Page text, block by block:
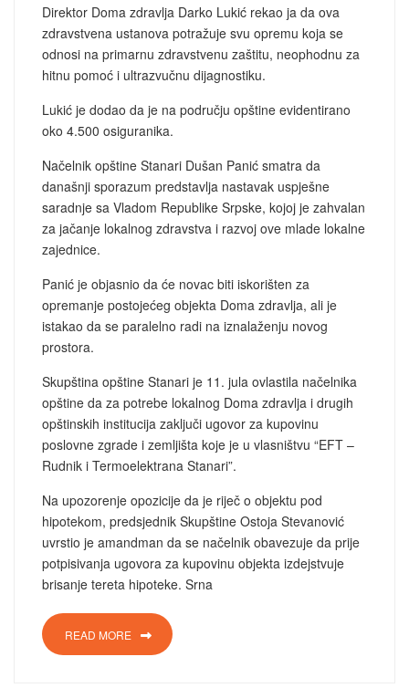
Direktor Doma zdravlja Darko Lukić rekao ja da ova
zdravstvena ustanova potražuje svu opremu koja se
odnosi na primarnu zdravstvenu zaštitu, neophodnu za
hitnu pomoć i ultrazvučnu dijagnostiku.
Lukić je dodao da je na području opštine evidentirano
oko 4.500 osiguranika.
Načelnik opštine Stanari Dušan Panić smatra da
današnji sporazum predstavlja nastavak uspješne
saradnje sa Vladom Republike Srpske, kojoj je zahvalan
za jačanje lokalnog zdravstva i razvoj ove mlade lokalne
zajednice.
Panić je objasnio da će novac biti iskorišten za
opremanje postojećeg objekta Doma zdravlja, ali je
istakao da se paralelno radi na iznalaženju novog
prostora.
Skupština opštine Stanari je 11. jula ovlastila načelnika
opštine da za potrebe lokalnog Doma zdravlja i drugih
opštinskih institucija zaključi ugovor za kupovinu
poslovne zgrade i zemljišta koje je u vlasništvu “EFT –
Rudnik i Termoelektrana Stanari”.
Na upozorenje opozicije da je riječ o objektu pod
hipotekom, predsjednik Skupštine Ostoja Stevanović
uvrstio je amandman da se načelnik obavezuje da prije
potpisivanja ugovora za kupovinu objekta izdejstvuje
brisanje tereta hipoteke. Srna
READ MORE